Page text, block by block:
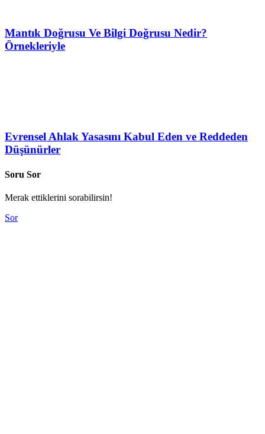
Mantık Doğrusu Ve Bilgi Doğrusu Nedir?
Örnekleriyle
Evrensel Ahlak Yasasını Kabul Eden ve Reddeden
Düşünürler
Soru Sor
Merak ettiklerini sorabilirsin!
Sor